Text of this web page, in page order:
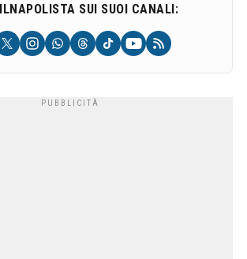
SUI SUOI CANALI: